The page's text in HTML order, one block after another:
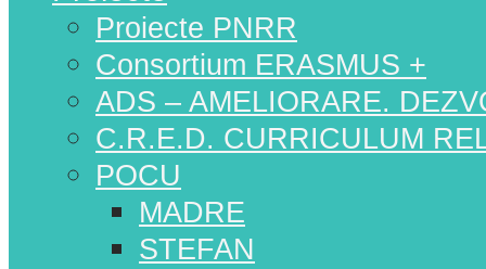
Proiecte PNRR
Consortium ERASMUS +
ADS – AMELIORARE.
C.R.E.D. CURRICULUM
POCU
MADRE
STEFAN